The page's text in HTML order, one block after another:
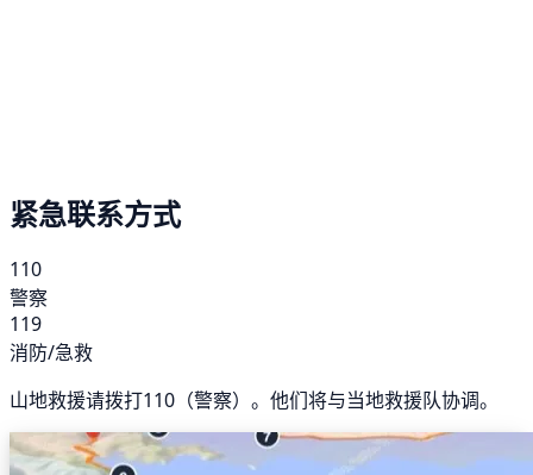
紧急联系方式
110
警察
119
消防/急救
山地救援请拨打110（警察）。他们将与当地救援队协调。